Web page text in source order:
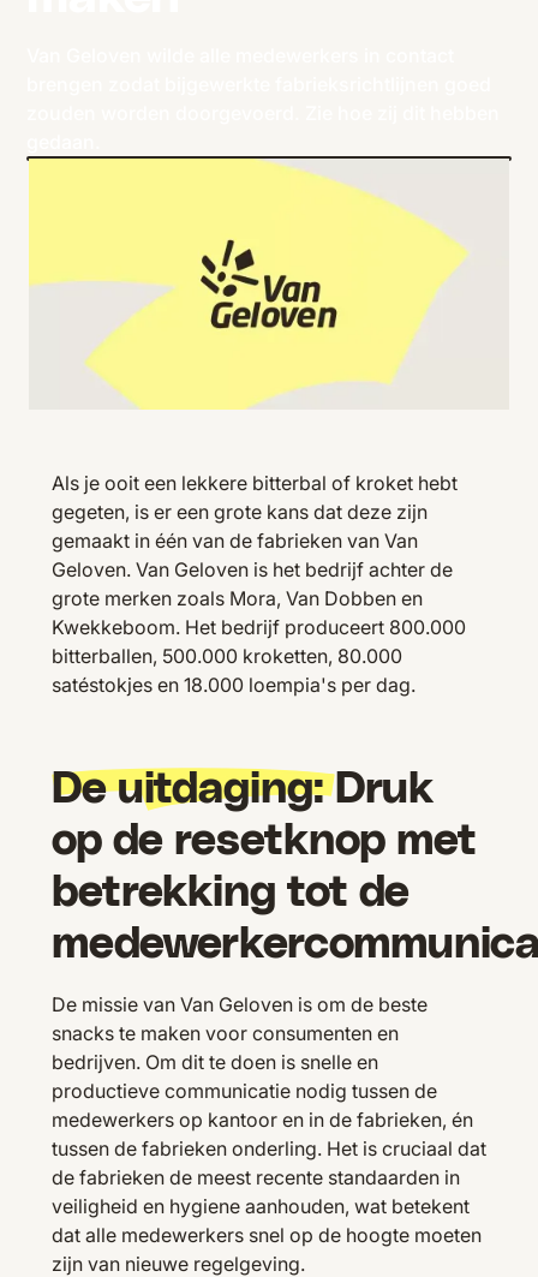
Als je ooit een lekkere bitterbal of kroket hebt
gegeten, is er een grote kans dat deze zijn
gemaakt in één van de fabrieken van Van
Geloven. Van Geloven is het bedrijf achter de
grote merken zoals Mora, Van Dobben en
Kwekkeboom. Het bedrijf produceert 800.000
bitterballen, 500.000 kroketten, 80.000
satéstokjes en 18.000 loempia's per dag.
De uitdaging:Druk
op de resetknop met
betrekking tot de
De missie van Van Geloven is om de beste
snacks te maken voor consumenten en
bedrijven. Om dit te doen is snelle en
productieve communicatie nodig tussen de
medewerkers op kantoor en in de fabrieken, én
tussen de fabrieken onderling. Het is cruciaal dat
de fabrieken de meest recente standaarden in
veiligheid en hygiene aanhouden, wat betekent
dat alle medewerkers snel op de hoogte moeten
zijn van nieuwe regelgeving.